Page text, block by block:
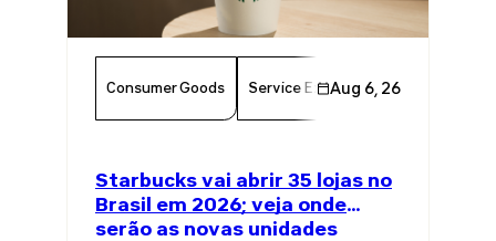
Consumer Goods Service Excellence
Aug 6, 26
Starbucks vai abrir 35 lojas no
Brasil em 2026; veja onde
serão as novas unidades